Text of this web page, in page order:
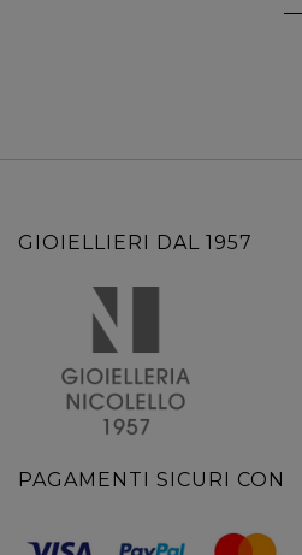
GIOIELLIERI DAL 1957
PAGAMENTI SICURI CON